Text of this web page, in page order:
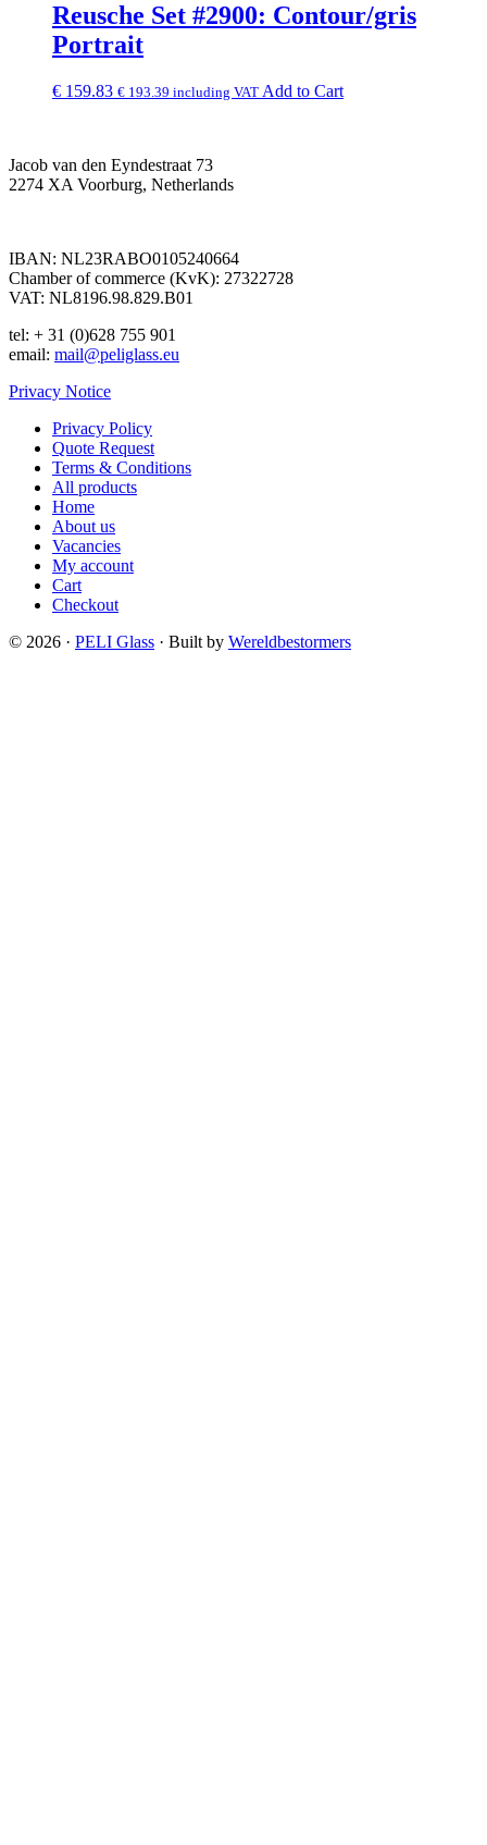
Reusche Set #2900: Contour/gris
Portrait
€ 159.83 € 193.39 including VAT Add to Cart
Jacob van den Eyndestraat 73
2274 XA Voorburg, Netherlands
IBAN: NL23RABO0105240664
Chamber of commerce (KvK): 27322728
VAT: NL8196.98.829.B01
tel: + 31 (0)628 755 901
email: mail@peliglass.eu
Privacy Notice
Privacy Policy
Quote Request
Terms & Conditions
All products
Home
About us
Vacancies
My account
Cart
Checkout
© 2026 · PELI Glass · Built by Wereldbestormers